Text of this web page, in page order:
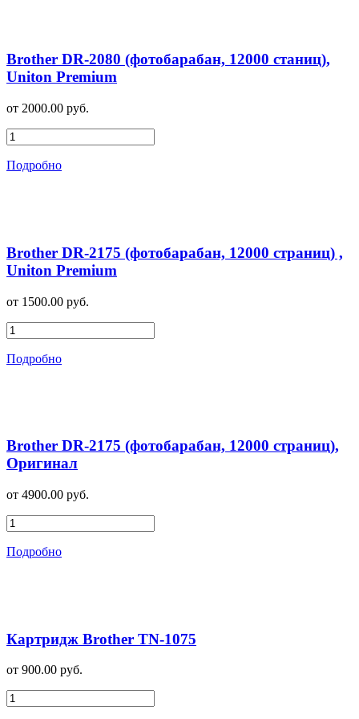
Brother DR-2080 (фотобарабан, 12000 станиц),
Uniton Premium
от 2000.00 руб.
Подробно
Brother DR-2175 (фотобарабан, 12000 страниц) ,
Uniton Premium
от 1500.00 руб.
Подробно
Brother DR-2175 (фотобарабан, 12000 страниц),
Оригинал
от 4900.00 руб.
Подробно
Картридж Brother TN-1075
от 900.00 руб.